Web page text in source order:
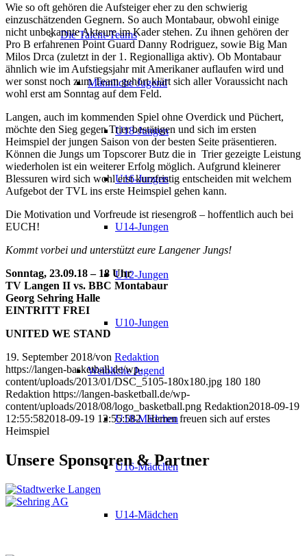
Die Talent-Teams
Männliche Jugend
U18-Jungen
U16-Jungen
U14-Jungen
U12-Jungen
U10-Jungen
Weibliche Jugend
U18-Mädchen
U16-Mädchen
U14-Mädchen
Wie so oft gehören die Aufsteiger eher zu den schwierig
einzuschätzenden Gegnern. So auch Montabaur, obwohl einige
nicht unbekannte Akteure im Kader stehen. Zu ihnen gehören der
Pro B erfahrenen Point Guard Danny Rodriguez, sowie Big Man
Milos Drca (zuletzt in der 1. Regionalliga aktiv). Ob Montabaur
ähnlich wie im Aufstiegsjahr mit Amerikaner auflaufen wird und
wer sonst noch zum Team gehört klärt sich aller Voraussicht nach
wohl erst am Sonntag auf dem Feld.
Langen, auch im kommenden Spiel ohne Overdick und Püchert,
möchte den Sieg gegen Trier bestätigen und sich im ersten
Heimspiel der jungen Saison von der besten Seite präsentieren.
Können die Jungs um Topscorer Butz die in Trier gezeigte Leistung
wiederholen ist ein weiterer Erfolg möglich. Aufgrund kleinerer
Blessuren wird sich wohl erst kurzfristig entscheiden mit welchem
Aufgebot der TVL ins erste Heimspiel gehen kann.
Die Motivation und Vorfreude ist riesengroß – hoffentlich auch bei
EUCH!
Kommt vorbei und unterstützt eure Langener Jungs!
Sonntag, 23.09.18 – 18 Uhr
TV Langen II vs. BBC Montabaur
Georg Sehring Halle
EINTRITT FREI
UNITED WE STAND
19. September 2018/von Redaktion
https://langen-basketball.de/wp-
content/uploads/2013/01/DSC_5105-180x180.jpg 180 180
Redaktion https://langen-basketball.de/wp-
content/uploads/2018/08/logo_basketball.png Redaktion2018-09-19
12:55:582018-09-19 12:55:582. Herren freuen sich auf erstes
Heimspiel
Unsere Sponsoren & Partner